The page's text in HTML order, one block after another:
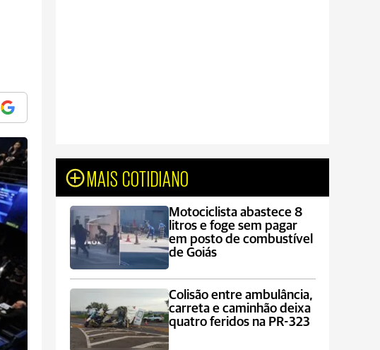
MAIS COTIDIANO
Motociclista abastece 8
litros e foge sem pagar
em posto de combustível
de Goiás
Colisão entre ambulância,
carreta e caminhão deixa
quatro feridos na PR-323